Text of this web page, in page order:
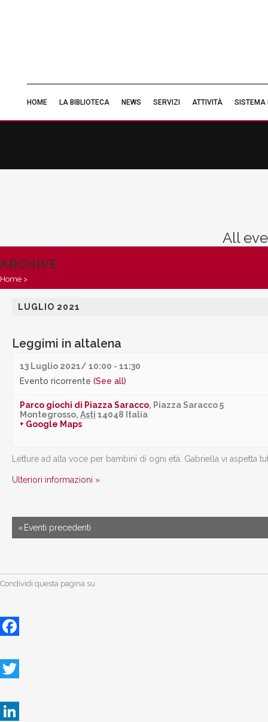
HOME LA BIBLIOTECA NEWS SERVIZI ATTIVITÀ SISTEMA
ARCHIVE
Home >
All
«Eventi precedenti
LUGLIO 2021
Leggimi in altalena
13 Luglio 2021/ 10:00 - 11:30
Evento ricorrente (See all)
Parco giochi di Piazza Saracco, Piazza Saracco 5
Montegrosso, Asti 14048 Italia
+ Google Maps
Letture ad alta voce per bambini di ogni età. Gabriella vi aspetta
Ulteriori informazioni »
«Eventi precedenti
Condividi questa pagina su